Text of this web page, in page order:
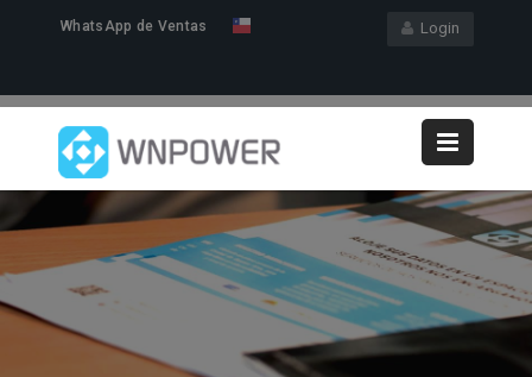
Login
WhatsApp de Ventas